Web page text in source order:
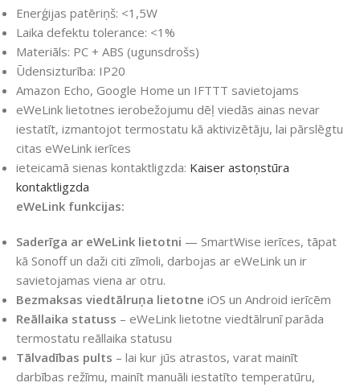
Enerģijas patēriņš: <1,5W
Laika defektu tolerance: <1%
Materiāls: PC + ABS (ugunsdrošs)
Ūdensizturība: IP20
Amazon Echo, Google Home un IFTTT savietojams
eWeLink lietotnes ierobežojumu dēļ viedās ainas nevar
iestatīt, izmantojot termostatu kā aktivizētāju, lai pārslēgtu
citas eWeLink ierīces
ieteicamā sienas kontaktligzda: Kaiser astoņstūra
kontaktligzda
eWeLink funkcijas:
Saderīga ar eWeLink lietotni — SmartWise ierīces, tāpat
kā Sonoff un daži citi zīmoli, darbojas ar eWeLink un ir
savietojamas viena ar otru.
Bezmaksas viedtālruņa lietotne iOS un Android ierīcēm
Reāllaika statuss – eWeLink lietotne viedtālrunī parāda
termostatu reāllaika statusu
Tālvadības pults – lai kur jūs atrastos, varat mainīt
darbības režīmu, mainīt manuāli iestatīto temperatūru,